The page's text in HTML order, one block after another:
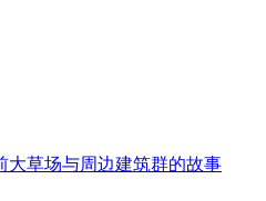
大草场与周边建筑群的故事